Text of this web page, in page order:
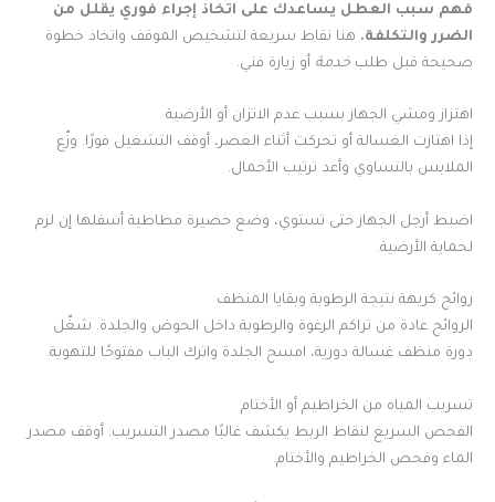
فهم سبب العطل يساعدك على اتخاذ إجراء فوري يقلل من
الضرر والتكلفة. هنا نقاط سريعة لتشخيص الموقف واتخاذ خطوة
صحيحة قبل طلب خدمة أو زيارة فني.
اهتزاز ومشي الجهاز بسبب عدم الاتزان أو الأرضية
إذا اهتازت الغسالة أو تحركت أثناء العصر، أوقف التشغيل فورًا. وزّع
الملابس بالتساوي وأعد ترتيب الأحمال.
اضبط أرجل الجهاز حتى تستوي، وضع حصيرة مطاطية أسفلها إن لزم
لحماية الأرضية.
روائح كريهة نتيجة الرطوبة وبقايا المنظف
الروائح عادة من تراكم الرغوة والرطوبة داخل الحوض والجلدة. شغّل
دورة منظف غسالة دورية، امسح الجلدة واترك الباب مفتوحًا للتهوية.
تسريب المياه من الخراطيم أو الأختام
الفحص السريع لنقاط الربط يكشف غالبًا مصدر التسريب. أوقف مصدر
الماء وفحص الخراطيم والأختام.